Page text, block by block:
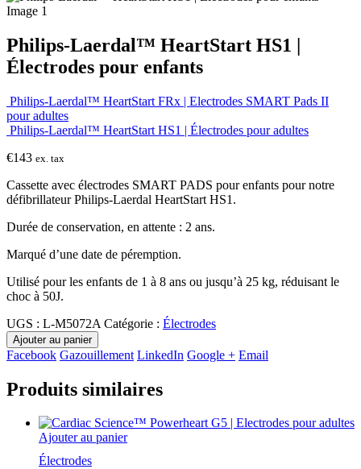
Philips-Laerdal™ HeartStart HS1 |
Électrodes pour enfants
Philips-Laerdal™ HeartStart FRx | Electrodes SMART Pads II
pour adultes
Philips-Laerdal™ HeartStart HS1 | Électrodes pour adultes
€143 ex. tax
Cassette avec électrodes SMART PADS pour enfants pour notre
défibrillateur Philips-Laerdal HeartStart HS1.
Durée de conservation, en attente : 2 ans.
Marqué d’une date de péremption.
Utilisé pour les enfants de 1 à 8 ans ou jusqu’à 25 kg, réduisant le
choc à 50J.
UGS : L-M5072A Catégorie : Électrodes
Ajouter au panier
Facebook Gazouillement LinkedIn Google + Email
Produits similaires
Ajouter au panier
Électrodes